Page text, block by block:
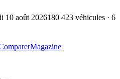
10 août 2026180 423 véhicules · 6
Magazine